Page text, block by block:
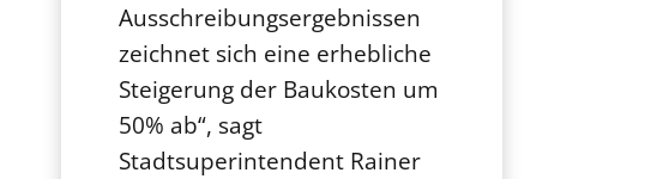
Ausschreibungsergebnissen
zeichnet sich eine erhebliche
Steigerung der Baukosten um
50% ab“, sagt
Stadtsuperintendent Rainer